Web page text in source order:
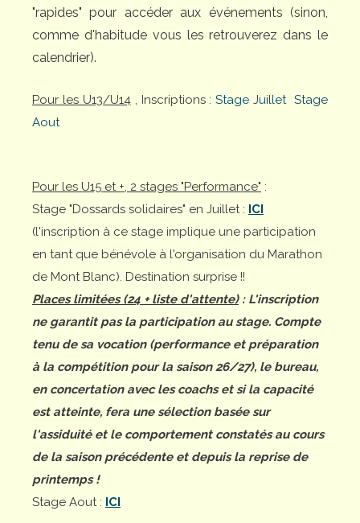
"rapides" pour accéder aux événements (sinon,
comme d'habitude vous les retrouverez dans le
calendrier).
Pour les U13/U14, Inscriptions :Stage Juillet Stage
Aout
Pour les U15 et +, 2 stages "Performance" :
Stage "Dossards solidaires" en Juillet : ICI
(l'inscription à ce stage implique une participation
en tant que bénévole à l'organisation du Marathon
de Mont Blanc). Destination surprise !!
Places limitées (24 + liste d'attente): L'inscription
ne garantit pas la participation au stage. Compte
tenu de sa vocation (performance et préparation
à la compétition pour la saison 26/27), le bureau,
en concertation avec les coachs et si la capacité
est atteinte, fera une sélection basée sur
l'assiduité et le comportement constatés au cours
de la saison précédente et depuis la reprise de
printemps !
Stage Aout : ICI